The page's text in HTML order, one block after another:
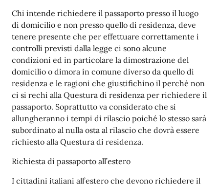
Chi intende richiedere il passaporto presso il luogo
di domicilio e non presso quello di residenza, deve
tenere presente che per effettuare correttamente i
controlli previsti dalla legge ci sono alcune
condizioni ed in particolare la dimostrazione del
domicilio o dimora in comune diverso da quello di
residenza e le ragioni che giustifichino il perchè non
ci si rechi alla Questura di residenza per richiedere il
passaporto. Soprattutto va considerato che si
allungheranno i tempi di rilascio poiché lo stesso sarà
subordinato al nulla osta al rilascio che dovrà essere
richiesto alla Questura di residenza.
Richiesta di passaporto all’estero
I cittadini italiani all’estero che devono richiedere il